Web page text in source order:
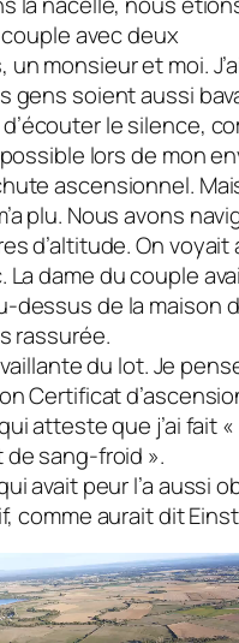
avec deux
monsieur et moi.
gens soient aussi
le silence,
lors de mon
ascensionnel.
plu. Nous avons
d’altitude. On voyait
La dame du couple
dessus de la maison
rassurée.
du lot. Je
Certificat
atteste que j’ai fait
sang-froid ».
avait peur l’a aussi
comme aurait dit